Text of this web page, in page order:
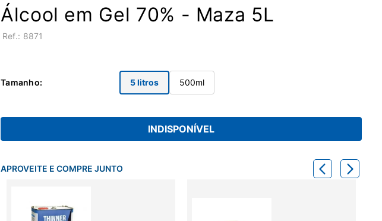
Álcool em Gel 70% - Maza 5L
: 8871
Tamanho: 5 litros 500ml
INDISPONÍVEL
APROVEITE E COMPRE JUNTO